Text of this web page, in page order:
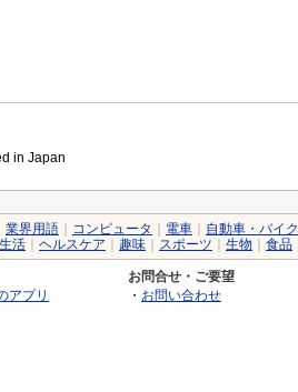
in Japan
業界用語 コンピュータ 電車 自動車・バイク
生活 ヘルスケア 趣味 スポーツ 生物 食品
アプリ
お問合せ・ご要望
・ お問い合わせ